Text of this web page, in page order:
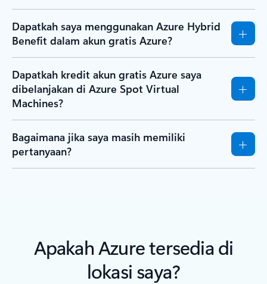
Dapatkah saya menggunakan Azure Hybrid
Benefit dalam akun gratis Azure?
Dapatkah kredit akun gratis Azure saya
dibelanjakan di Azure Spot Virtual
Machines?
Bagaimana jika saya masih memiliki
pertanyaan?
Apakah Azure tersedia di
lokasi saya?